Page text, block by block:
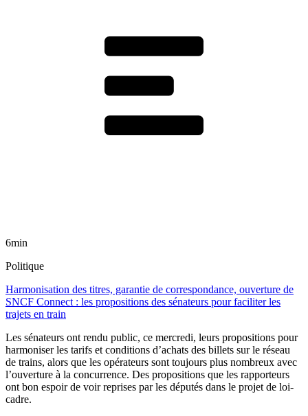
6min
Politique
Harmonisation des titres, garantie de correspondance, ouverture de
SNCF Connect : les propositions des sénateurs pour faciliter les
trajets en train
Les sénateurs ont rendu public, ce mercredi, leurs propositions pour
harmoniser les tarifs et conditions d’achats des billets sur le réseau
de trains, alors que les opérateurs sont toujours plus nombreux avec
l’ouverture à la concurrence. Des propositions que les rapporteurs
ont bon espoir de voir reprises par les députés dans le projet de loi-
cadre.